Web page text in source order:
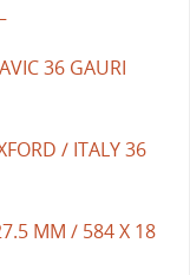
36 GAURI
/ ITALY 36
MM / 584 X 18